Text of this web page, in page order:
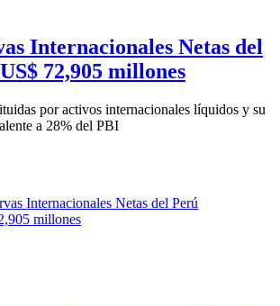
Internacionales Netas del
72,905 millones
por activos internacionales líquidos y su
a 28% del PBI